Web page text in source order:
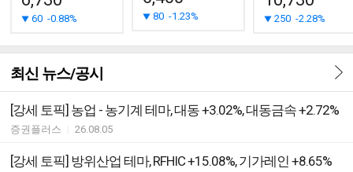
60 -0.88% 80 -1.23% 250 -2.28%
최신 뉴스/공시
[강세 토픽] 농업 - 농기계 테마, 대동 +3.02%, 대동금속 +2.72%
증권플러스 26.08.05
[강세 토픽] 방위산업 테마, RFHIC +15.08%, 기가레인 +8.65%